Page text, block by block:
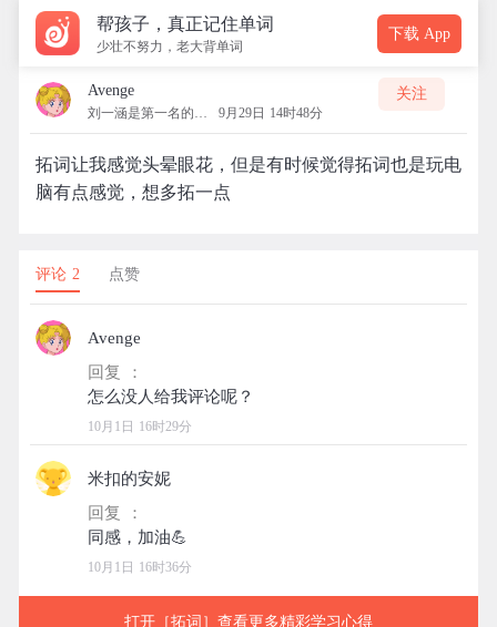
帮孩子，真正记住单词
少壮不努力，老大背单词
下载 App
Avenge
刘一涵是第一名的拓团 9月29日 14时48分
关注
拓词让我感觉头晕眼花，但是有时候觉得拓词也是玩电
脑有点感觉，想多拓一点
评论 2 点赞
Avenge
回复 ：
10月1日 16时29分
米扣的安妮
回复 ：
10月1日 16时36分
打开［拓词］查看更多精彩学习心得